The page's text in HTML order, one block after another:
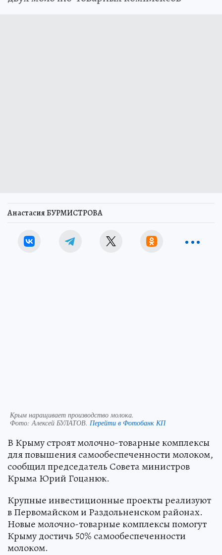
Анастасия БУРМИСТРОВА
Крым наращивает производство молока.
Фото: Алексей БУЛАТОВ. Перейти в Фотобанк КП
В Крыму строят молочно-товарные комплексы
для повышения самообеспеченности молоком,
сообщил председатель Совета министров
Крыма Юрий Гоцанюк.
Крупные инвестиционные проекты реализуют
в Первомайском и Раздольненском районах.
Новые молочно-товарные комплексы помогут
Крыму достичь 50% самообеспеченности
молоком.